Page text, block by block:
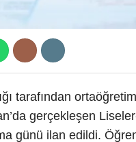
tarafından
gerçekleşen
günü ilan edildi.